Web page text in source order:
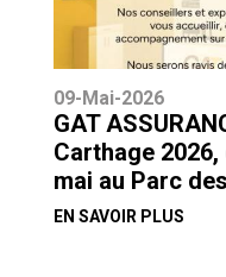
09-Mai-2026
GAT
Carthage
mai au Parc
EN SAVOIR PLUS